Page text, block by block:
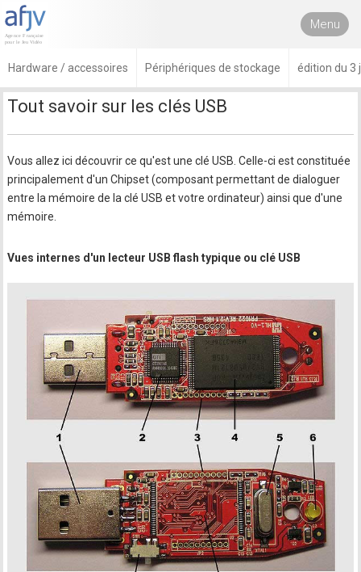
Menu
Hardware / accessoires Périphériques de stockage édition du 3
Tout savoir sur les clés USB
Vous allez ici découvrir ce qu'est une clé USB. Celle-ci est constituée
principalement d'un Chipset (composant permettant de dialoguer
entre la mémoire de la clé USB et votre ordinateur) ainsi que d'une
mémoire.
Vues internes d'un lecteur USB flash typique ou clé USB